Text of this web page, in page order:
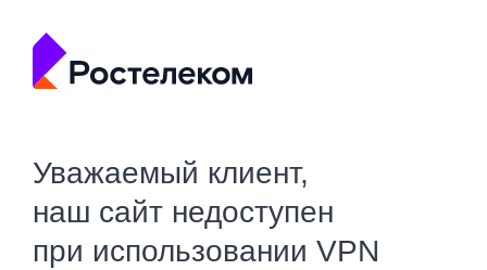
Уважаемый клиент,
наш сайт недоступен
при использовании VPN